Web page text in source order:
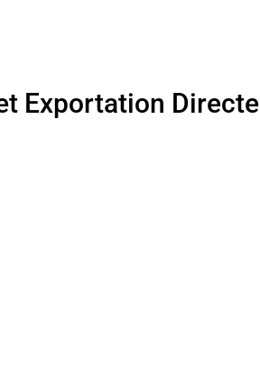
Exportation Directe